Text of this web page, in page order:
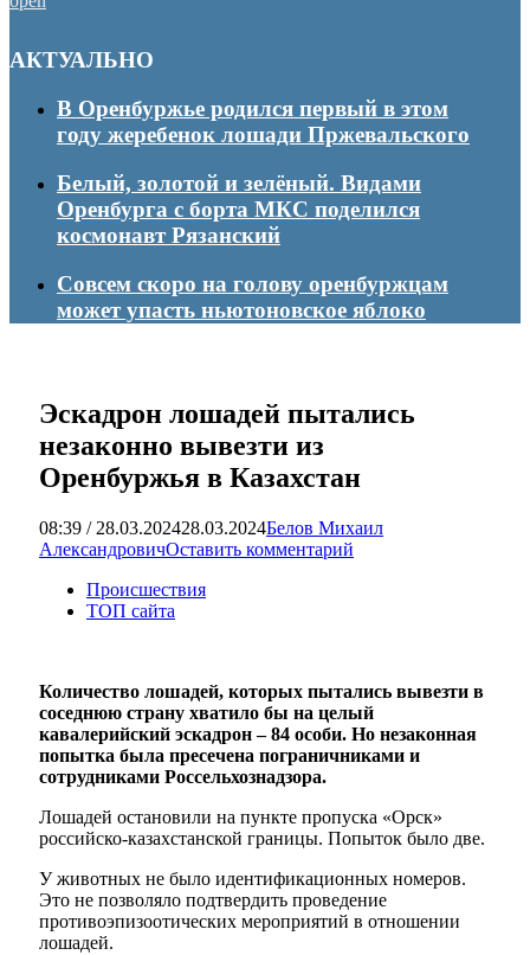
АКТУАЛЬНО
В Оренбуржье родился первый в этом
году жеребенок лошади Пржевальского
Белый, золотой и зелёный. Видами
Оренбурга с борта МКС поделился
космонавт Рязанский
Совсем скоро на голову оренбуржцам
может упасть ньютоновское яблоко
Эскадрон лошадей пытались
незаконно вывезти из
Оренбуржья в Казахстан
08:39 / 28.03.202428.03.2024Белов Михаил
АлександровичОставить комментарий
Происшествия
ТОП сайта
Количество лошадей, которых пытались вывезти в
соседнюю страну хватило бы на целый
кавалерийский эскадрон – 84 особи. Но незаконная
попытка была пресечена пограничниками и
сотрудниками Россельхознадзора.
Лошадей остановили на пункте пропуска «Орск»
российско-казахстанской границы. Попыток было две.
У животных не было идентификационных номеров.
Это не позволяло подтвердить проведение
противоэпизоотических мероприятий в отношении
лошадей.